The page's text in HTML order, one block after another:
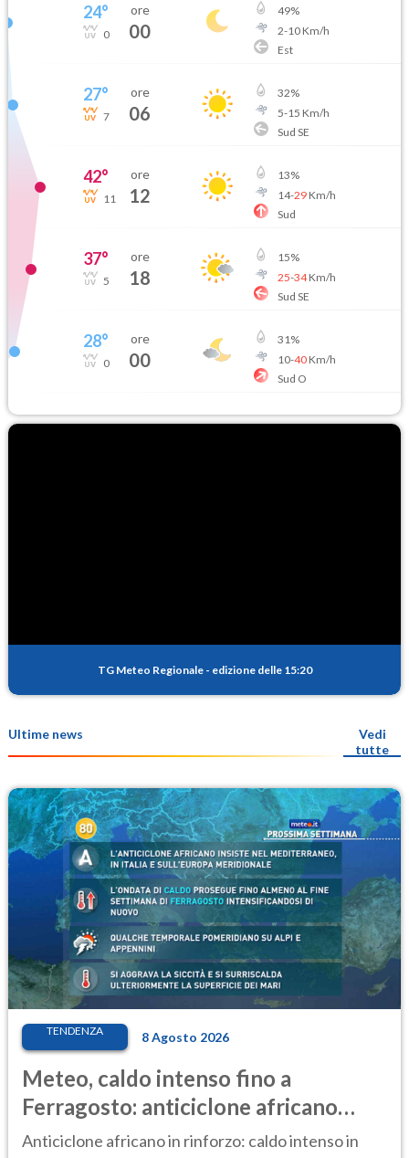
24°
0
ore
00
49%
2-10Km/h
Est
27°
7
ore
06
32%
5-15 Km/h
Sud SE
42°
11
ore
12
13%
14-29Km/h
Sud
37°
5
ore
18
15%
25-34Km/h
Sud SE
28°
0
ore
00
31%
10-40Km/h
Sud O
TG Meteo Regionale - edizione delle 15:20
Ultime news
Vedi
tutte
TENDENZA 8 Agosto 2026
Meteo, caldo intenso fino a
Ferragosto: anticiclone africano
ancora protagonista
Anticiclone africano in rinforzo: caldo intenso in